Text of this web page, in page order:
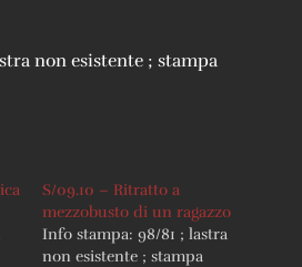
non esistente ; stampa
S/09.10 – Ritratto a
mezzobusto di un ragazzo
Info stampa: 98/81 ; lastra
non esistente ; stampa